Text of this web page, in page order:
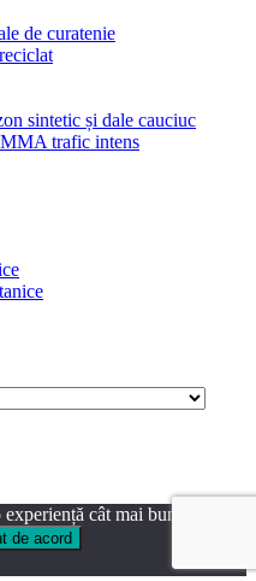
de curatenie
sintetic și dale cauciuc
trafic intens
cât mai bună a
de acord